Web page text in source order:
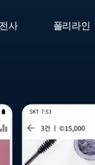
전사 폴리라인